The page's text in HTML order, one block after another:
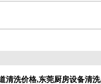
清洗价格,东莞厨房设备清